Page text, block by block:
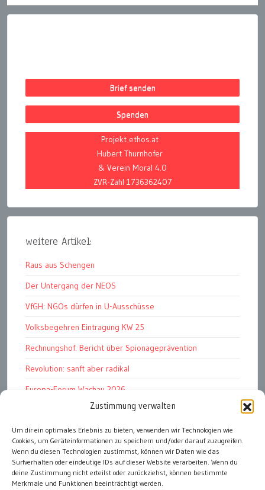
Zustimmung verwalten
Um dir ein optimales Erlebnis zu bieten, verwenden wir Technologien wie
Cookies, um Geräteinformationen zu speichern und/oder darauf zuzugreifen.
Wenn du diesen Technologien zustimmst, können wir Daten wie das
Surfverhalten oder eindeutige IDs auf dieser Website verarbeiten. Wenn du
deine Zustimmung nicht erteilst oder zurückziehst, können bestimmte
Merkmale und Funktionen beeinträchtigt werden.
Brief senden
Spenden
Projekt ethos.at
Hubert Thurnhofer
& Verein Moral 4.0
ZVR-Zahl 1736362407
weitere Artikel:
Raus aus Schengen
Der Untergang der NEOS
VfGH: NGOs dürfen in U-Ausschüsse
Volksbegehren Eintragung KW 25
Rechnungshof: Bericht über Spionageprävention
Revolution: sanft aber radikal
Europa-Forum Wachau 2026
Amnesty Report 2025/26
Attac kritisiert neues EU-Rüstungspaket
Ungarn ist demokratischer als Österreich